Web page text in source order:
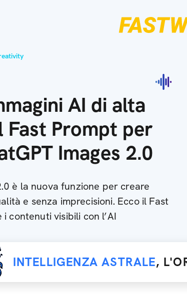
AI di alta
Fast Prompt per
Images 2.0
è la nuova funzione per creare
e senza imprecisioni. Ecco il Fast
contenuti visibili con l’AI
INTELLIGENZA ASTRALE,